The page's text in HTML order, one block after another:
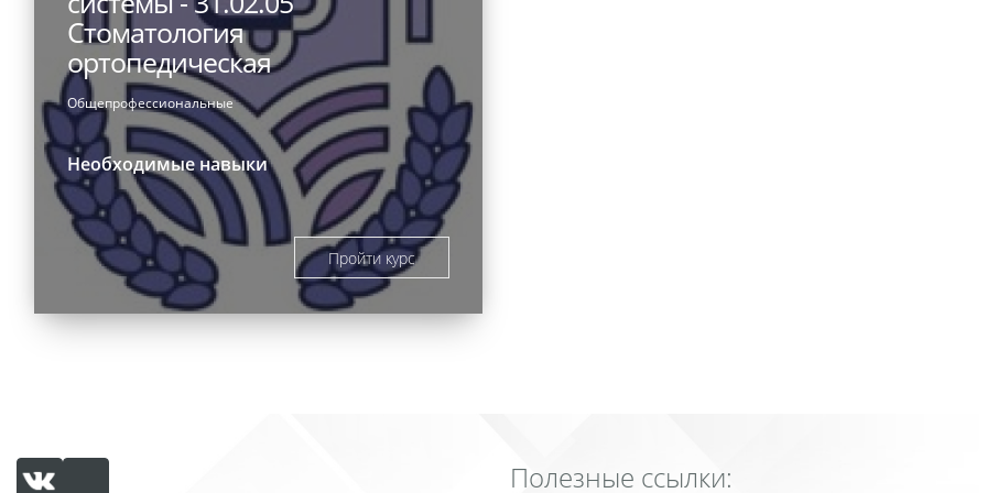
Стоматология
ортопедическая
Общепрофессиональные
Необходимые навыки
Пройти курс
Полезные ссылки: